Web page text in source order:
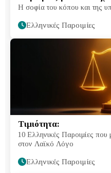
Η σοφία του κόπου και της
Ελληνικές Παροιμίες
Τιμιότητα:
10 Ελληνικές Παροιμίες
στον Λαϊκό Λόγο
Ελληνικές Παροιμίες